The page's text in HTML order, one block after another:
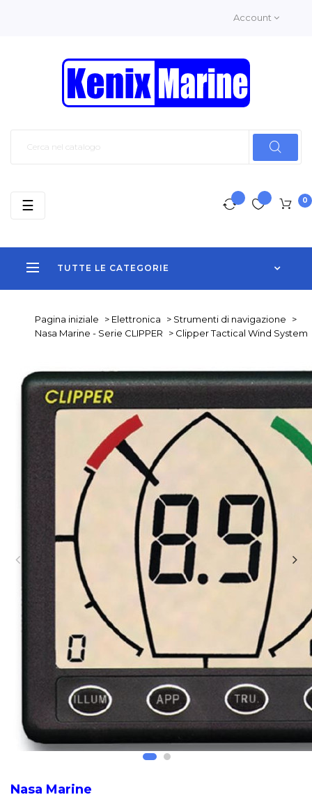
Account
0
TUTTE LE CATEGORIE
navigazione
☰
Pagina iniziale > Elettronica > Strumenti di navigazione
>
Nasa Marine - Serie CLIPPER
> Clipper Tactical Wind System
Nasa Marine